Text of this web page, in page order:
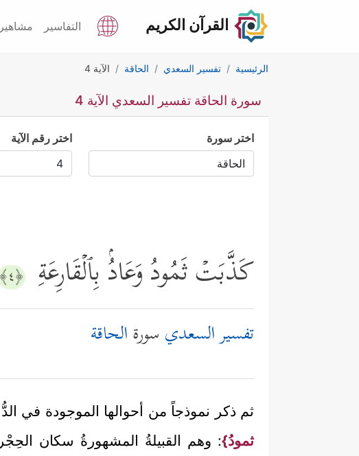
القرآن الكريم التفاسير
الرئيسية تفسير السعدي الحاقة الآية 4
سورة الحاقة تفسير السعدي الآية 4
اختر سورة اختر رقم الآية
كَذَّبَتۡ ثَمُودُ وَعَادُۢ بِٱلۡقَارِعَةِ ﴿٤﴾
تفسير السعدي سورةالحاقة
ثم ذكر نموذجاً من أحوالها الموجودة في
ثمودُ}: وهم القبيلةُ المشهورةُ سكان